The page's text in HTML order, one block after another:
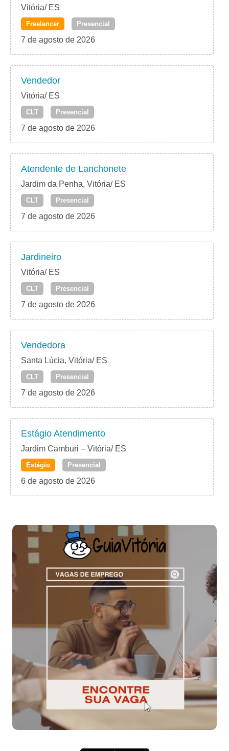
Vitória/ ES
Freelancer Presencial
7 de agosto de 2026
Vendedor
Vitória/ ES
CLT Presencial
7 de agosto de 2026
Atendente de Lanchonete
Jardim da Penha, Vitória/ ES
CLT Presencial
7 de agosto de 2026
Jardineiro
Vitória/ ES
CLT Presencial
7 de agosto de 2026
Vendedora
Santa Lúcia, Vitória/ ES
CLT Presencial
7 de agosto de 2026
Estágio Atendimento
Jardim Camburi – Vitória/ ES
Estágio Presencial
6 de agosto de 2026